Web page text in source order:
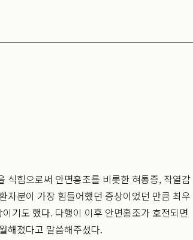
식힘으로써 안면홍조를 비롯한 혀통증, 작열감
자분이 가장 힘들어했던 증상이었던 만큼 최우
기도 했다. 다행이 이후 안면홍조가 호전되면
해졌다고 말씀해주셨다.